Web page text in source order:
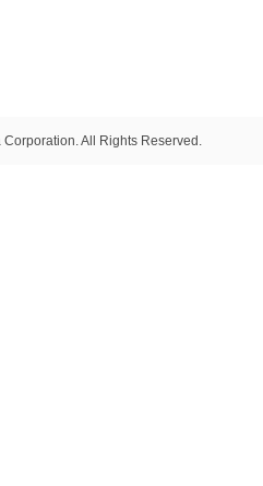
All Rights Reserved.